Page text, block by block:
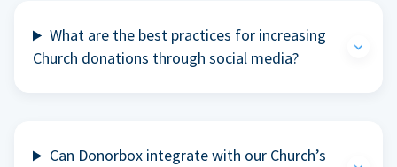
What are the best practices for increasing
Church donations through social media?
Can Donorbox integrate with our Church’s